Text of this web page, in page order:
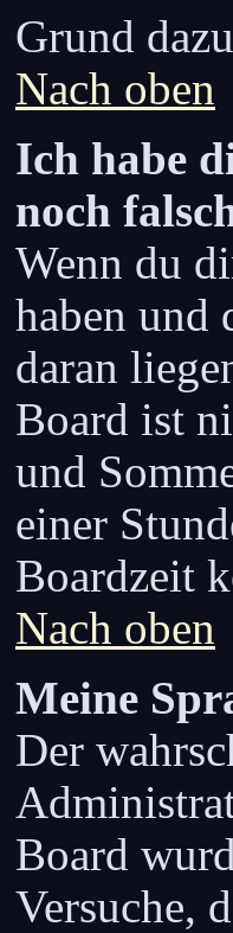
Grund
Nach oben
Ich habe
noch
Wenn du
haben und
daran
Board ist
und
einer
Boardzeit
Nach oben
Meine
Der
Board
Versuche,